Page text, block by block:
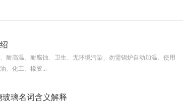
耐高温、耐腐蚀、卫生、无环境污染、勿需锅炉自动加温、使用
、化工、橡胶...
璃名词含义解释